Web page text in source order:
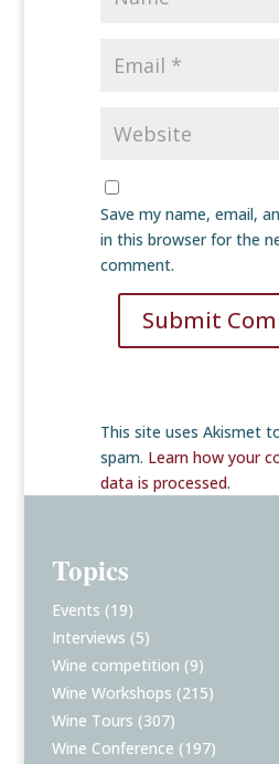
Save my name, email,
in this browser for the
comment.
Submit
This site uses Akismet
spam. Learn how your
data is processed.
Topics
Events (19)
Interviews (5)
Wine competition (9)
Wine Workshops (215)
Wine Tours (307)
Wine Conference (197)